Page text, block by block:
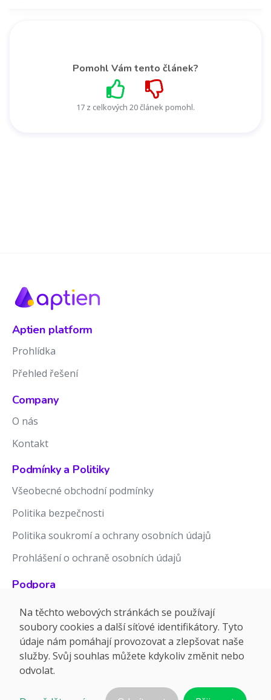
Pomohl Vám tento článek?
17 z celkových 20 článek pomohl.
Aptien platform
Prohlídka
Přehled řešení
Company
O nás
Kontakt
Podmínky a Politiky
Všeobecné obchodní podmínky
Politika bezpečnosti
Politika soukromí a ochrany osobních údajů
Prohlášení o ochraně osobních údajů
Podpora
Znalostní báze
Release notes
Na těchto webových stránkách se používají
soubory cookies a další síťové identifikátory. Tyto
údaje nám pomáhají provozovat a zlepšovat naše
služby. Svůj souhlas můžete kdykoliv změnit nebo
odvolat.